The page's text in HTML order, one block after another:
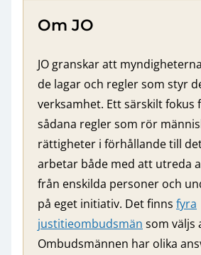
Om JO
JO granskar att
de lagar och regler som styr
verksamhet. Ett särskilt fokus
sådana regler som rör
rättigheter i förhållande till
arbetar både med att utreda
från enskilda personer och
på eget initiativ. Det finns fyra
justitieombudsmän som väljs
Ombudsmännen har olika